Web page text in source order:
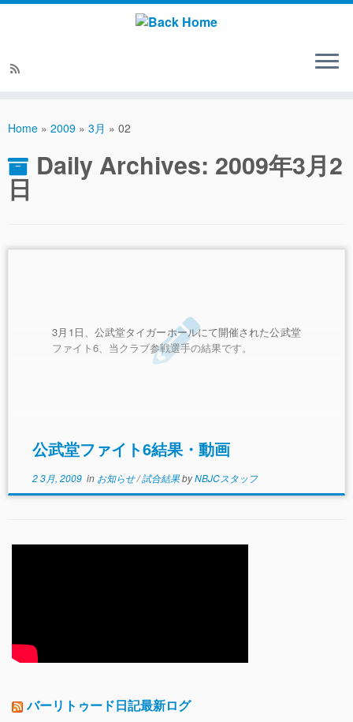
Home » 2009 » 3月 » 02
Daily Archives: 2009年3月2
日
3月1日、公武堂タイガーホールにて開催された公武堂
ファイト6、当クラブ参戦選手の結果です。
公武堂ファイト6結果・動画
2 3月, 2009in お知らせ/試合結果byNBJCスタッフ
バーリトゥード日記最新ログ